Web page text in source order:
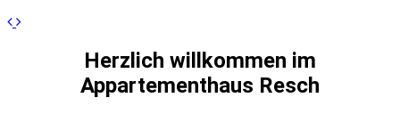
Previous
Next
Herzlich willkommen im
Appartementhaus Resch